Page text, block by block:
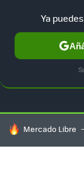
HOY SE HABLA
Mercado Libre
Ya